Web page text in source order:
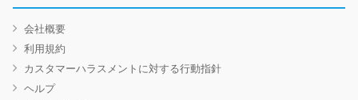
会社概要
利用規約
カスタマーハラスメントに対する行動指針
ヘルプ